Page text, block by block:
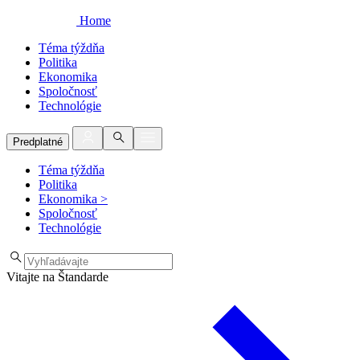
Home
Téma týždňa
Politika
Ekonomika
Spoločnosť
Technológie
Predplatné
Téma týždňa
Politika
Ekonomika >
Spoločnosť
Technológie
Vitajte na Štandarde